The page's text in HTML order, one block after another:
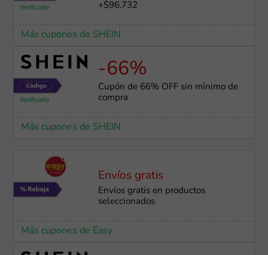
+$96.732
Más cupones de SHEIN
-66%
Cupón de 66% OFF sin mínimo de
compra
Más cupones de SHEIN
Envíos gratis
Envíos gratis en productos
seleccionados
Más cupones de Easy